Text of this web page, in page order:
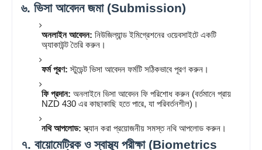
৬. ভিসা আবেদন জমা (Submission)
অনলাইন আবেদন: নিউজিল্যান্ড ইমিগ্রেশনের ওয়েবসাইটে একটি
অ্যাকাউন্ট তৈরি করুন।
ফর্ম পূরণ: স্টুডেন্ট ভিসা আবেদন ফর্মটি সঠিকভাবে পূরণ করুন।
ফি প্রদান: অনলাইনে ভিসা আবেদন ফি পরিশোধ করুন (বর্তমানে প্রায়
NZD 430 এর কাছাকাছি হতে পারে, যা পরিবর্তনশীল)।
নথি আপলোড: স্ক্যান করা প্রয়োজনীয় সমস্ত নথি আপলোড করুন।
৭. বায়োমেট্রিক ও স্বাস্থ্য পরীক্ষা (Biometrics